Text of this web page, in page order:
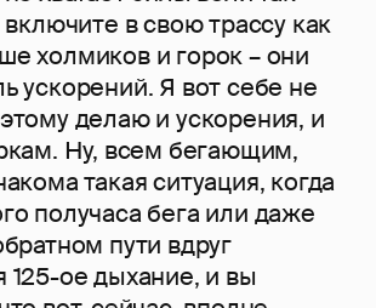
включите в свою трассу как
холмиков и горок – они
ускорений. Я вот себе не
делаю и ускорения, и
Ну, всем бегающим,
такая ситуация, когда
получаса бега или даже
пути вдруг
125-ое дыхание, и вы